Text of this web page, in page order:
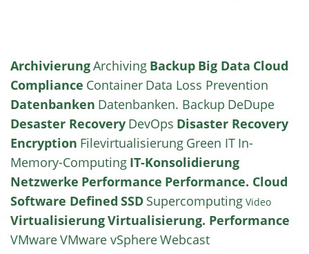
ArchivierungArchiving Backup Big Data Cloud
Compliance Container Data Loss Prevention
Datenbanken Datenbanken. Backup DeDupe
Desaster Recovery DevOps Disaster Recovery
Encryption Filevirtualisierung Green IT In-
Memory-Computing IT-Konsolidierung
Netzwerke Performance Performance. Cloud
Software Defined SSD Supercomputing Video
VirtualisierungVirtualisierung. Performance
VMwareVMware vSphereWebcast